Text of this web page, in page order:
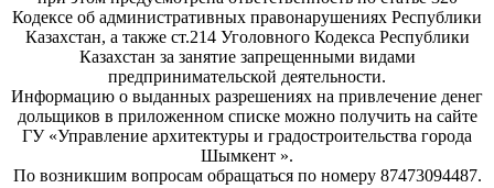
Кодексе об административных правонарушениях Республики
Казахстан, а также ст.214 Уголовного Кодекса Республики
Казахстан за занятие запрещенными видами
предпринимательской деятельности.
Информацию о выданных разрешениях на привлечение денег
дольщиков в приложенном списке можно получить на сайте
ГУ «Управление архитектуры и градостроительства города
Шымкент ».
По возникшим вопросам обращаться по номеру 87473094487.